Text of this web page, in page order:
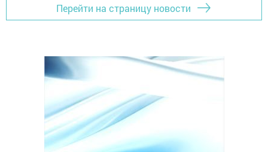
Перейти на страницу новости